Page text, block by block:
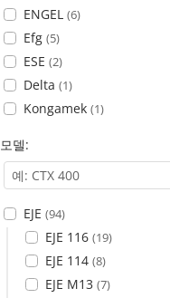
ENGEL (6)
Efg (5)
ESE (2)
Delta (1)
Kongamek (1)
모델:
EJE (94)
EJE 116 (19)
EJE 114 (8)
EJE M13 (7)